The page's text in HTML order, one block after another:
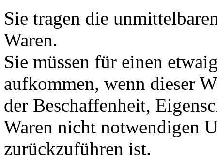
Sie tragen die
Waren.
Sie müssen für einen
aufkommen, wenn dieser
der Beschaffenheit,
Waren nicht notwendigen
zurückzuführen ist.